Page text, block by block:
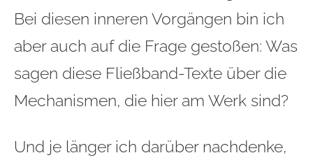
Bei diesen inneren Vorgängen bin ich
aber auch auf die Frage gestoßen: Was
sagen diese Fließband-Texte über die
Mechanismen, die hier am Werk sind?
Und je länger ich darüber nachdenke,